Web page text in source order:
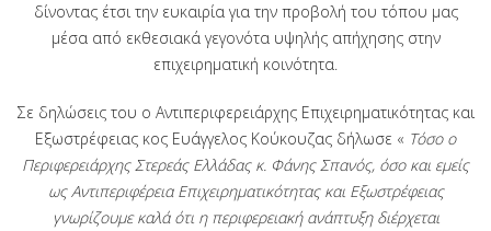
δίνοντας έτσι την ευκαιρία για την προβολή του τόπου μας
μέσα από εκθεσιακά γεγονότα υψηλής απήχησης στην
επιχειρηματική κοινότητα.
Σε δηλώσεις του ο Αντιπεριφερειάρχης Επιχειρηματικότητας και
Εξωστρέφειας κος Ευάγγελος Κούκουζας δήλωσε « Τόσο ο
Περιφερειάρχης Στερεάς Ελλάδας κ. Φάνης Σπανός, όσο και εμείς
ως Αντιπεριφέρεια Επιχειρηματικότητας και Εξωστρέφειας
γνωρίζουμε καλά ότι η περιφερειακή ανάπτυξη διέρχεται